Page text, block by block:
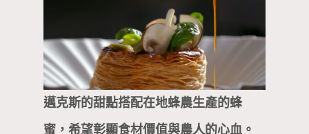
邁克斯的甜點搭配在地蜂農生產的蜂
蜜，希望彰顯食材價值與農人的心血。